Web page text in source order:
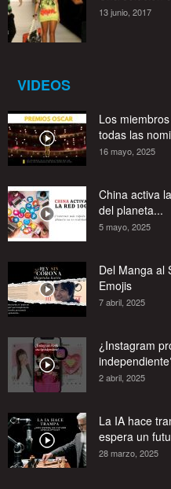
13 junio, 2017
VIDEOS
Los
todas las
16 mayo, 2025
China activa
del planeta...
5 mayo, 2025
Del Manga al
Emojis
7 abril, 2025
¿Instagram
2 abril, 2025
La IA hace
espera un
28 marzo, 2025